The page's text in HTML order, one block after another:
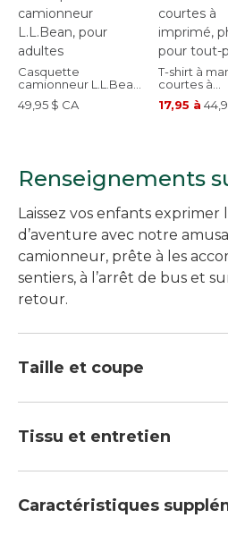
Casquette
camionneur L.L.Bean,
pour adultes
49,95 $ CA
T-shirt à
courtes à
imprimé,
pour tout-
17,95 à
Renseignements
Laissez vos enfants exprimer
d’aventure avec notre
camionneur, prête à les
sentiers, à l’arrêt de bus et
retour.
Taille et coupe
Tissu et entretien
l’avant en sergé de
Caractéristiques